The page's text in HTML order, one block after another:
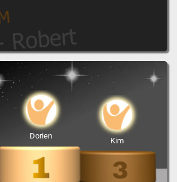
Dorien
Kim